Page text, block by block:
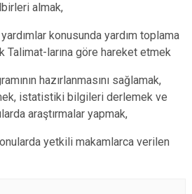
almak,
konusunda yardım toplama
Talimat-larına göre hareket etmek
hazırlanmasını sağlamak,
istatistiki bilgileri derlemek ve
araştırmalar yapmak,
yetkili makamlarca verilen